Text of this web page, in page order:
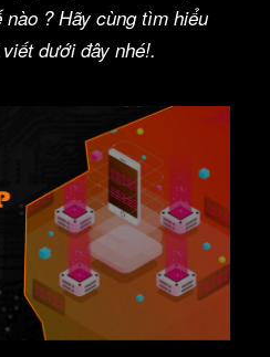
? Hãy cùng tìm hiểu
dưới đây nhé!.